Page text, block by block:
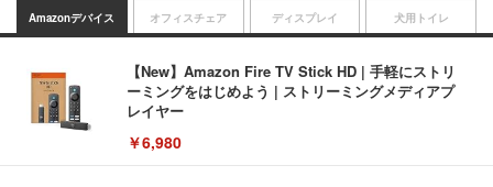
Amazonデバイス
【New】Amazon Fire TV Stick HD | 手軽にストリ
ーミングをはじめよう | ストリーミングメディアプ
レイヤー
￥6,980
オフィスチェア ディスプレイ 犬用トイレ